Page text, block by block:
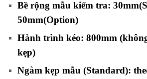
Bề rộng mẫu kiểm tra:
50mm(Option)
Hành trình kéo: 800mm
kẹp)
Ngàm kẹp mẫu (Standard):